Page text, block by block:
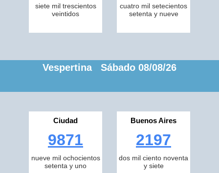
siete mil trescientos
veintidos
cuatro mil setecientos
setenta y nueve
Vespertina Sábado 08/08/26
Ciudad
9871
nueve mil ochocientos
setenta y uno
Buenos Aires
2197
dos mil ciento noventa
y siete